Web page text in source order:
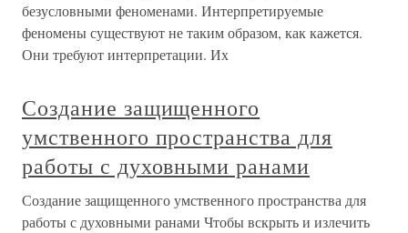
безусловными феноменами. Интерпретируемые
феномены существуют не таким образом, как кажется.
Они требуют интерпретации. Их
Создание защищенного
умственного пространства для
работы с духовными ранами
Создание защищенного умственного пространства для
работы с духовными ранами Чтобы вскрыть и излечить